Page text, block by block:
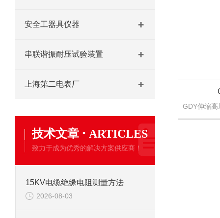
安全工器具仪器
串联谐振耐压试验装置
上海第二电表厂
技术文章 · ARTICLES
致力于成为优秀的解决方案供应商！
15KV电缆绝缘电阻测量方法
2026-08-03